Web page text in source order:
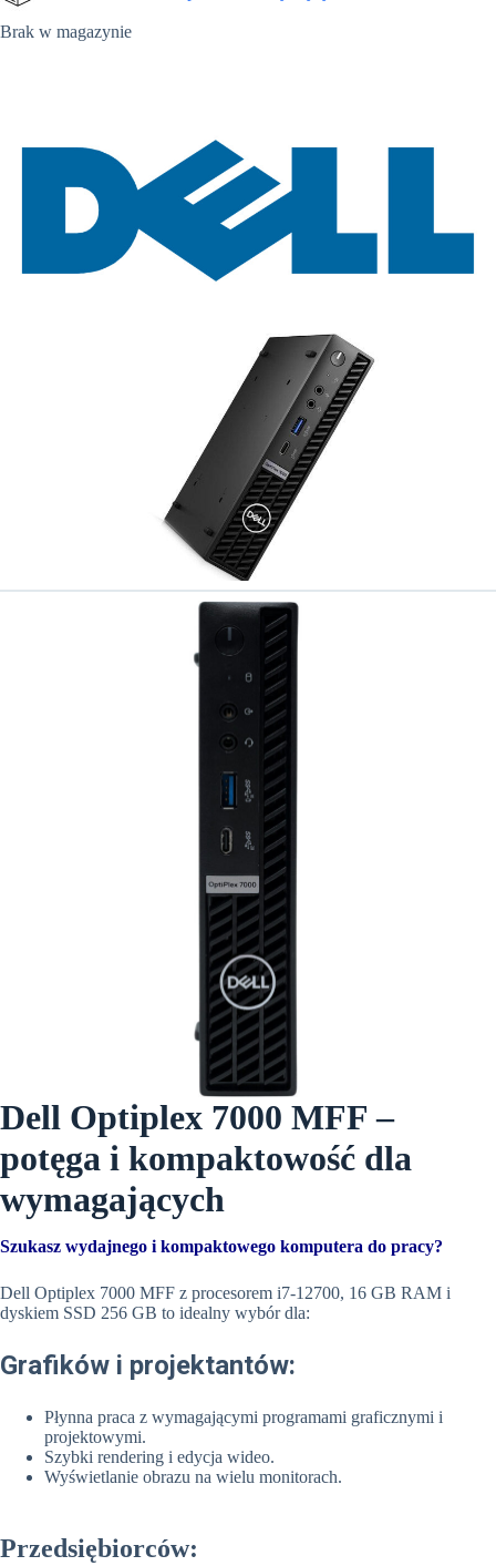
Brak w magazynie
Dell Optiplex 7000 MFF –
potęga i kompaktowość dla
wymagających
Szukasz wydajnego i kompaktowego komputera do pracy?
Dell Optiplex 7000 MFF z procesorem i7-12700, 16 GB RAM i
dyskiem SSD 256 GB to idealny wybór dla:
Grafików i projektantów:
Płynna praca z wymagającymi programami graficznymi i
projektowymi.
Szybki rendering i edycja wideo.
Wyświetlanie obrazu na wielu monitorach.
Przedsiębiorców: